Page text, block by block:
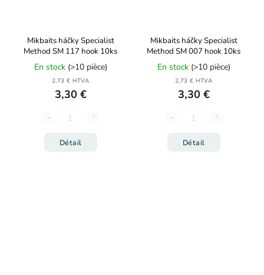
Mikbaits háčky Specialist
Method SM 117 hook 10ks
En stock (>10 pièce)
2,73 € HTVA
3,30 €
Détail
Mikbaits háčky Specialist
Method SM 007 hook 10ks
En stock (>10 pièce)
2,73 € HTVA
3,30 €
Détail